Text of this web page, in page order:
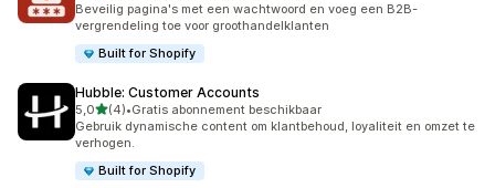
Beveilig pagina's met een wachtwoord en voeg een B2B-
vergrendeling toe voor groothandelklanten
Built for Shopify
Hubble: Customer Accounts
5,0van 5 sterren
(4)
4 recensies in totaal
•Gratis abonnement beschikbaar
Gebruik dynamische content om klantbehoud, loyaliteit en omzet te
verhogen.
Built for Shopify